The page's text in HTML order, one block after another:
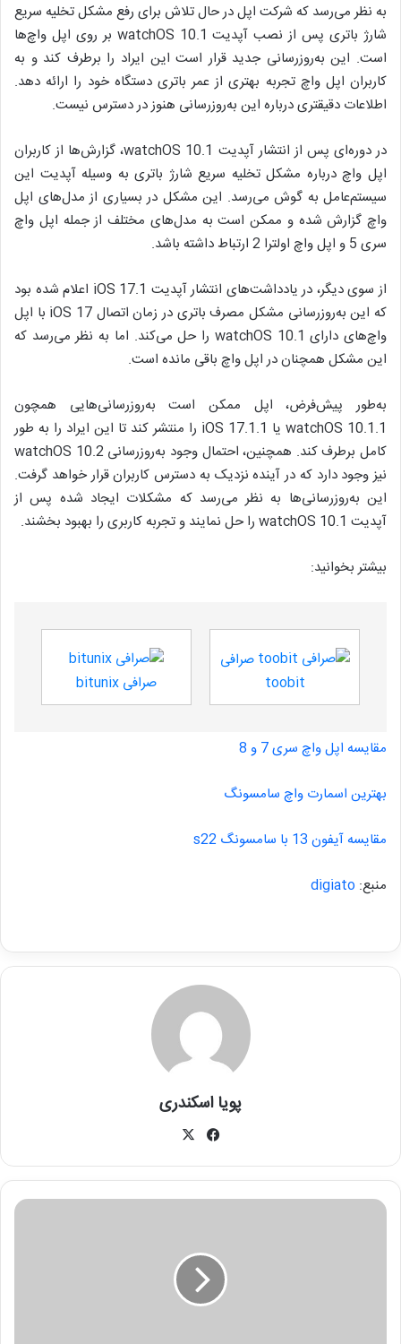
به نظر می‌رسد که شرکت اپل در حال تلاش برای رفع مشکل تخلیه سریع
شارژ باتری پس از نصب آپدیت watchOS 10.1 بر روی اپل واچ‌ها
است. این به‌روزرسانی جدید قرار است این ایراد را برطرف کند و به
کاربران اپل واچ تجربه بهتری از عمر باتری دستگاه خود را ارائه دهد.
اطلاعات دقیقتری درباره این به‌روزرسانی هنوز در دسترس نیست.
در دوره‌ای پس از انتشار آپدیت watchOS 10.1، گزارش‌ها از کاربران
اپل واچ درباره مشکل تخلیه سریع شارژ باتری به وسیله آپدیت این
سیستم‌عامل به گوش می‌رسد. این مشکل در بسیاری از مدل‌های اپل
واچ گزارش شده و ممکن است به مدل‌های مختلف از جمله اپل واچ
سری 5 و اپل واچ اولترا 2 ارتباط داشته باشد.
از سوی دیگر، در یادداشت‌های انتشار آپدیت iOS 17.1 اعلام شده بود
که این به‌روزرسانی مشکل مصرف باتری در زمان اتصال iOS 17 با اپل
واچ‌های دارای watchOS 10.1 را حل می‌کند. اما به نظر می‌رسد که
این مشکل همچنان در اپل واچ باقی مانده است.
به‌طور پیش‌فرض، اپل ممکن است به‌روزرسانی‌هایی همچون
watchOS 10.1.1 یا iOS 17.1.1 را منتشر کند تا این ایراد را به طور
کامل برطرف کند. همچنین، احتمال وجود به‌روزرسانی watchOS 10.2
نیز وجود دارد که در آینده نزدیک به دسترس کاربران قرار خواهد گرفت.
این به‌روزرسانی‌ها به نظر می‌رسد که مشکلات ایجاد شده پس از
آپدیت watchOS 10.1 را حل نمایند و تجربه کاربری را بهبود بخشند.
بیشتر بخوانید:
صرافی
toobit
صرافی bitunix
مقایسه اپل واچ سری 7 و 8
بهترین اسمارت واچ سامسونگ
مقایسه آیفون 13 با سامسونگ s22
منبع: digiato
پویا اسکندری
فیسبوک